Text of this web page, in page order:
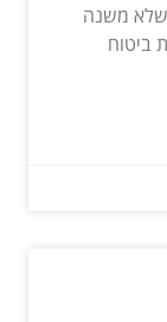
שלא משנה
ביטוח